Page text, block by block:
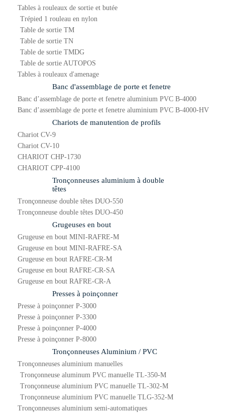
Tables à rouleaux de sortie et butée
Trépied 1 rouleau en nylon
Table de sortie TM
Table de sortie TN
Table de sortie TMDG
Table de sortie AUTOPOS
Tables à rouleaux d'amenage
Banc d'assemblage de porte et fenetre
Banc d’assemblage de porte et fenetre aluminium PVC B-4000
Banc d’assemblage de porte et fenetre aluminium PVC B-4000-HV
Chariots de manutention de profils
Chariot CV-9
Chariot CV-10
CHARIOT CHP-1730
CHARIOT CPP-4100
Tronçonneuses aluminium à double
têtes
Tronçonneuse double têtes DUO-550
Tronçonneuse double têtes DUO-450
Grugeuses en bout
Grugeuse en bout MINI-RAFRE-M
Grugeuse en bout MINI-RAFRE-SA
Grugeuse en bout RAFRE-CR-M
Grugeuse en bout RAFRE-CR-SA
Grugeuse en bout RAFRE-CR-A
Presses à poinçonner
Presse à poinçonner P-3000
Presse à poinçonner P-3300
Presse à poinçonner P-4000
Presse à poinçonner P-8000
Tronçonneuses Aluminium / PVC
Tronçonneuses aluminium manuelles
Tronçonneuse aluminum PVC manuelle TL-350-M
Tronçonneuse aluminium PVC manuelle TL-302-M
Tronçonneuse aluminium PVC manuelle TLG-352-M
Tronçonneuses aluminium semi-automatiques